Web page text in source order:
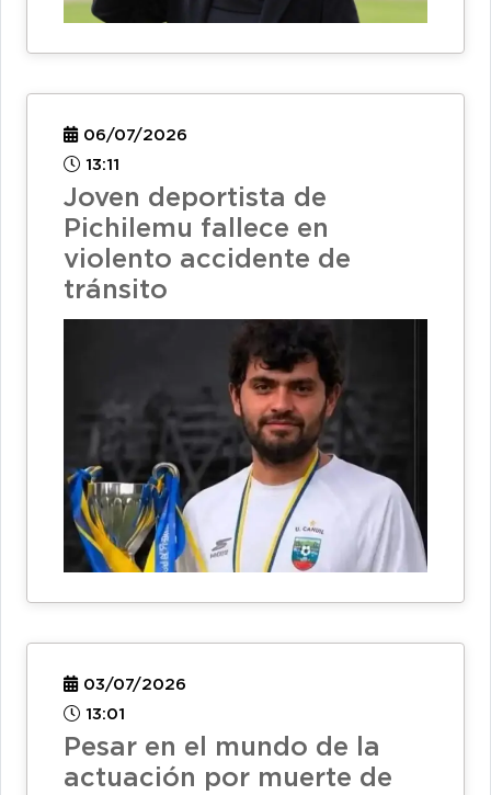
06/07/2026
13:11
Joven deportista de
Pichilemu fallece en
violento accidente de
tránsito
03/07/2026
13:01
Pesar en el mundo de la
actuación por muerte de